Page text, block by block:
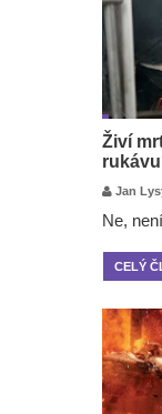
Živí
Jan
Ne,
CELÝ